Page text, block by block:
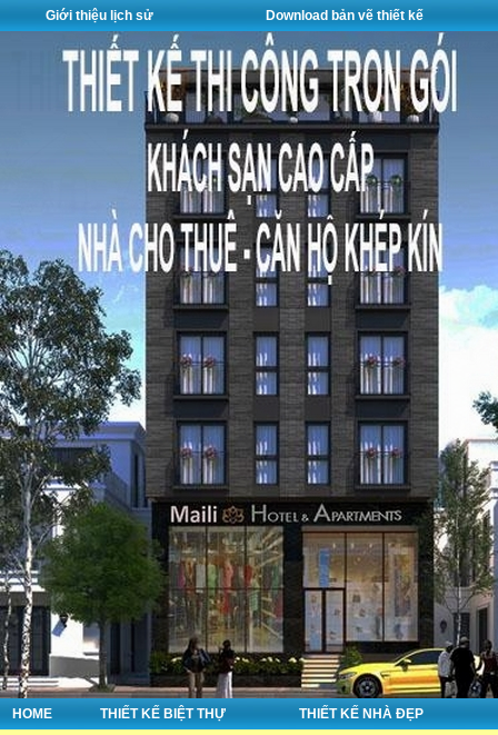
Giới thiệu lịch sử Download bản vẽ thiết kế
HOME THIẾT KẾ BIỆT THỰ THIẾT KẾ NHÀ ĐẸP